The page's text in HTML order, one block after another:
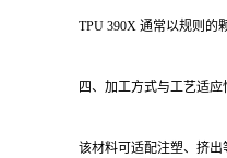
TPU 390X 通常以规则的
四、加工方式与工艺适应
该材料可适配注塑、挤出